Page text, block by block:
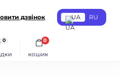
дзвінок UA RU
0
кошик
0